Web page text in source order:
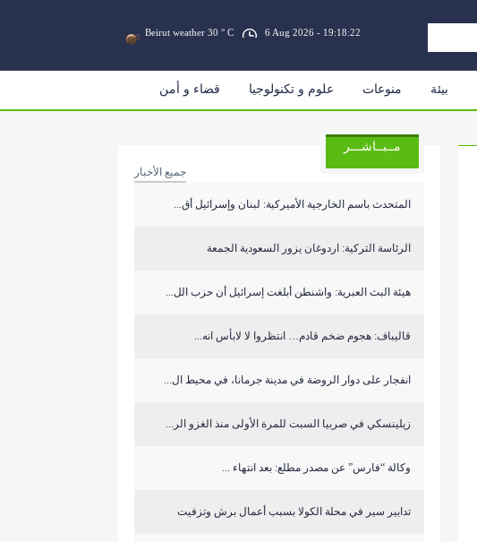
Beirut weather 30 ° C 6 Aug 2026 - 19:18:22
بيئة منوعات علوم و تكنولوجيا قضاء و أمن
مــبــاشـــر
جميع الأخبار
المتحدث باسم الخارجية الأميركية: لبنان وإسرائيل أق...
الرئاسة التركية: اردوغان يزور السعودية الجمعة
هيئة البث العبرية: واشنطن أبلغت إسرائيل أن حزب الل...
قاليباف: هجوم ضخم قادم… انتظروا لا لابأس انه...
انفجار على دوار الروضة في مدينة جرمانا، في محيط ال...
زيلينسكي في صربيا السبت للمرة الأولى منذ الغزو الر...
وكالة “فارس” عن مصدر مطلع: بعد انتهاء ...
تدابير سير في محلة الكولا بسبب أعمال برش وتزفيت